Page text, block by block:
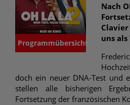
Programmübersicht
Nach
uns
doch ein neuer DNA-Test und
stellen alle bisherigen
Fortsetzung der französischen